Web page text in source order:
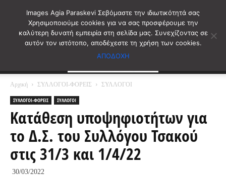
Αρχική ΣΥΛΛΟΓΟΙ-ΦΟΡΕΙΣ ΣΥΛΛΟΓΟΙ
ΣΥΛΛΟΓΟΙ-ΦΟΡΕΙΣ ΣΥΛΛΟΓΟΙ
Κατάθεση υποψηφιοτήτων για
το Δ.Σ. του Συλλόγου Τσακού
στις 31/3 και 1/4/22
30/03/2022
Images Agia Paraskevi Σεβόμαστε την ιδιωτικότητά σας
Χρησιμοποιούμε cookies για να σας προσφέρουμε την
καλύτερη δυνατή εμπειρία στη σελίδα μας. Συνεχίζοντας σε
αυτόν τον ιστότοπο, αποδέχεστε τη χρήση των cookies.
ΑΠΟΔΟΧΗ